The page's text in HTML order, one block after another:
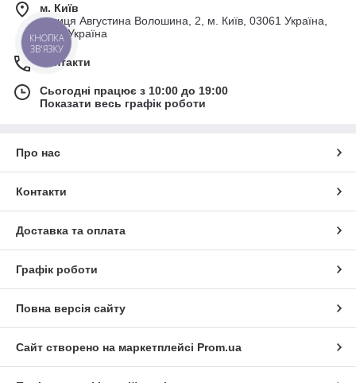
м. Київ
вулиця Августина Волошина, 2, м. Київ, 03061 Україна,
Київ, Україна
Контакти
Сьогодні працює з 10:00 до 19:00
Показати весь графік роботи
Про нас
Контакти
Доставка та оплата
Графік роботи
Повна версія сайту
Сайт створено на маркетплейсі Prom.ua
КНОПКА
ЗВ'ЯЗКУ